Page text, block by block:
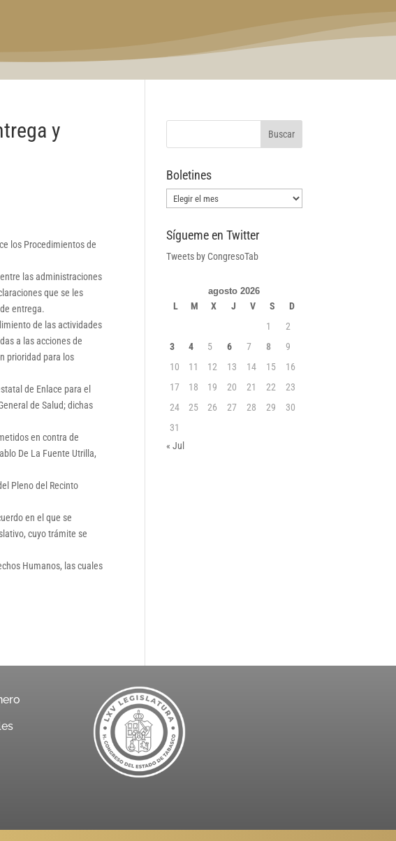
y
los Procedimientos de
las administraciones
que se les
entrega.
de las actividades
a las acciones de
prioridad para los
de Enlace para el
de Salud; dichas
en contra de
De La Fuente Utrilla,
Pleno del Recinto
en el que se
cuyo trámite se
Humanos, las cuales
Boletines
Boletines
Sígueme en Twitter
Tweets by CongresoTab
agosto 2026
L M X J V S
D
1
2
3
4 5 6 7 8
9
10
11 12 13 14 15
16
17
18 19 20 21 22
23
24
25 26 27 28 29
30
31
« Jul